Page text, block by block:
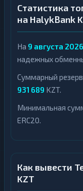
Статистика
на HalykBank
На 9 августа 2026
надежных
Суммарный
931 689 KZT.
Минимальная
ERC20.
Как вывести
KZT